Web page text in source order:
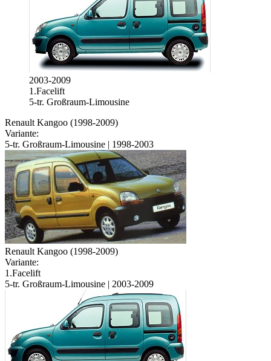
2003-2009
1.Facelift
5-tr. Großraum-Limousine
Renault Kangoo (1998-2009)
Variante:
5-tr. Großraum-Limousine | 1998-2003
Renault Kangoo (1998-2009)
Variante:
1.Facelift
5-tr. Großraum-Limousine | 2003-2009